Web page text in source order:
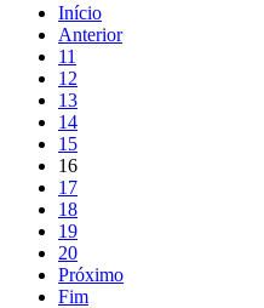
Início
Anterior
11
12
13
14
15
16
17
18
19
20
Próximo
Fim